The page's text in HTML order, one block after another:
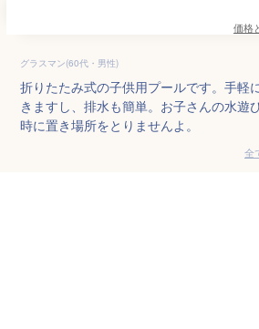
価格
グラスマン(60代・男性)
折りたたみ式の子供用プールです。手軽
きますし、排水も簡単。お子さんの水遊
時に置き場所をとりませんよ。
全